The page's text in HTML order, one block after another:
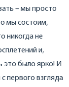
– мы просто
мы состоим,
никогда не
и,
это было ярко! И
первого взгляда